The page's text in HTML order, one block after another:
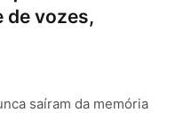
de vozes,
saíram da memória